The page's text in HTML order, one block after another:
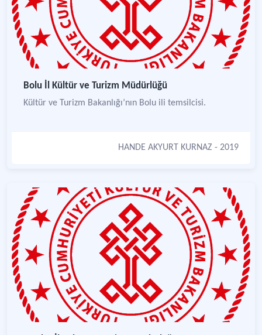
Bolu İl Kültür ve Turizm Müdürlüğü
Kültür ve Turizm Bakanlığı’nın Bolu ili temsilcisi.
HANDE AKYURT KURNAZ - 2019